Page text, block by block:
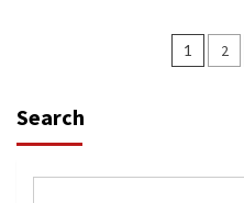
Posts
1 2
Search